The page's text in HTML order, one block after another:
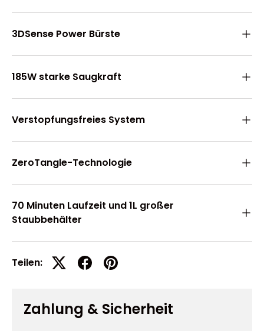
3DSense Power Bürste
185W starke Saugkraft
Verstopfungsfreies System
ZeroTangle-Technologie
70 Minuten Laufzeit und 1L großer
Staubbehälter
Teilen:
Zahlung & Sicherheit